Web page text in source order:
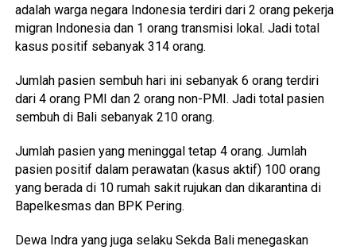
adalah warga negara Indonesia terdiri dari 2 orang pekerja
migran Indonesia dan 1 orang transmisi lokal. Jadi total
kasus positif sebanyak 314 orang.
Jumlah pasien sembuh hari ini sebanyak 6 orang terdiri
dari 4 orang PMI dan 2 orang non-PMI. Jadi total pasien
sembuh di Bali sebanyak 210 orang.
Jumlah pasien yang meninggal tetap 4 orang. Jumlah
pasien positif dalam perawatan (kasus aktif) 100 orang
yang berada di 10 rumah sakit rujukan dan dikarantina di
Bapelkesmas dan BPK Pering.
Dewa Indra yang juga selaku Sekda Bali menegaskan